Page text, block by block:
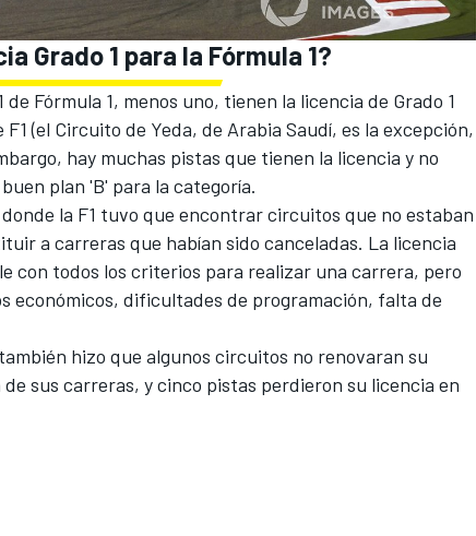
Grado 1 para la Fórmula 1?
Fórmula 1, menos uno, tienen la licencia de Grado 1
(el Circuito de Yeda, de Arabia Saudí, es la excepción,
hay muchas pistas que tienen la licencia y no
plan 'B' para la categoría.
donde la F1 tuvo que encontrar circuitos que no estaban
a carreras que habían sido canceladas. La licencia
con todos los criterios para realizar una carrera, pero
económicos, dificultades de programación, falta de
hizo que algunos circuitos no renovaran su
sus carreras, y cinco pistas perdieron su licencia en